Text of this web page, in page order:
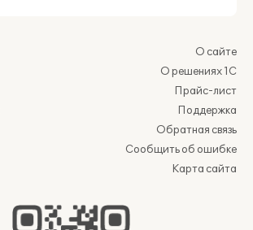
О сайте
О решениях 1С
Прайс-лист
Поддержка
Обратная связь
Сообщить об ошибке
Карта сайта